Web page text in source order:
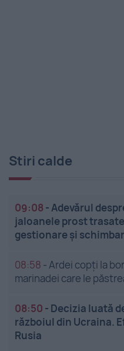
Stiri calde
09:08 -Adevărul
jaloanele prost
gestionare și
08:58 -Ardei copți la
marinadei care le
08:50 - Decizia luată
războiul din Ucraina.
Rusia